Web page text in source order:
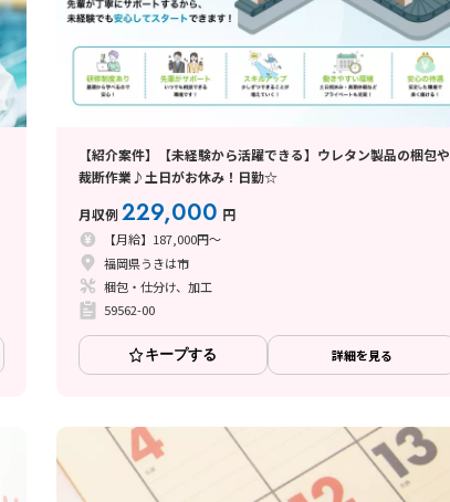
【紹介案件】【未経験から活躍できる】ウレタン製品の梱包や
裁断作業♪土日がお休み！日勤☆
月収例229,000 円
【月給】187,000円～
福岡県うきは市
梱包・仕分け、加工
59562-00
キープする 詳細を見る